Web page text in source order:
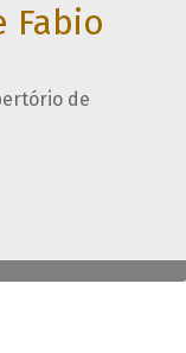
Fabio
de